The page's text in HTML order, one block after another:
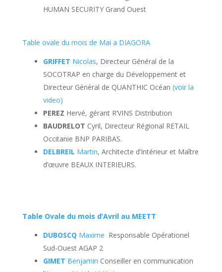
HUMAN SECURITY Grand Ouest
Table ovale du mois de Mai a DIAGORA
GRIFFET Nicolas, Directeur Général de la
SOCOTRAP en charge du Développement et
Directeur Général de QUANTHIC Océan (voir la
video)
PEREZ Hervé, gérant R’VINS Distribution
BAUDRELOT Cyril, Directeur Régional RETAIL
Occitanie BNP PARIBAS.
DELBREIL Martin, Architecte d’Intérieur et Maître
d’œuvre BEAUX INTERIEURS.
Table Ovale du mois d’Avril au MEETT
DUBOSCQ Maxime Responsable Opérationel
Sud-Ouest AGAP 2
GIMET Benjamin Conseiller en communication